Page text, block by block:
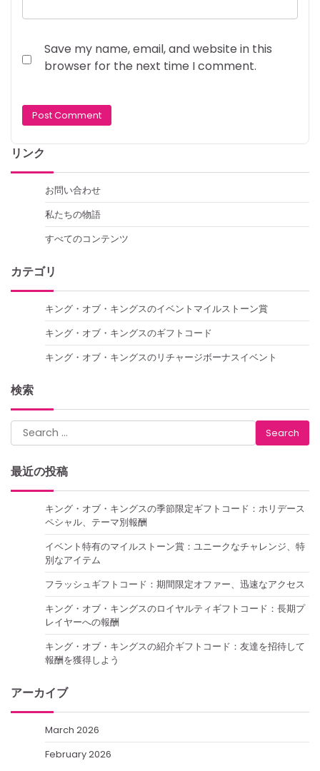
Save my name, email, and website in this
browser for the next time I comment.
リンク
お問い合わせ
私たちの物語
すべてのコンテンツ
カテゴリ
キング・オブ・キングスのイベントマイルストーン賞
キング・オブ・キングスのギフトコード
キング・オブ・キングスのリチャージボーナスイベント
検索
Search
for:
最近の投稿
キング・オブ・キングスの季節限定ギフトコード：ホリデース
ペシャル、テーマ別報酬
イベント特有のマイルストーン賞：ユニークなチャレンジ、特
別なアイテム
フラッシュギフトコード：期間限定オファー、迅速なアクセス
キング・オブ・キングスのロイヤルティギフトコード：長期プ
レイヤーへの報酬
キング・オブ・キングスの紹介ギフトコード：友達を招待して
報酬を獲得しよう
アーカイブ
March 2026
February 2026